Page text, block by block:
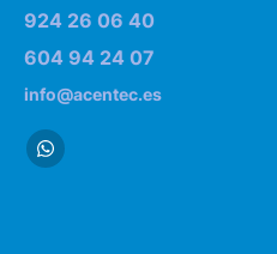
924 26 06 40
604 94 24 07
info@acentec.es